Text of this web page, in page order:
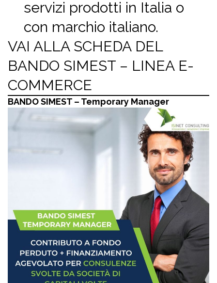
servizi prodotti in Italia o
con marchio italiano.
VAI ALLA SCHEDA DEL
BANDO SIMEST – LINEA E-
COMMERCE
BANDO SIMEST – Temporary Manager